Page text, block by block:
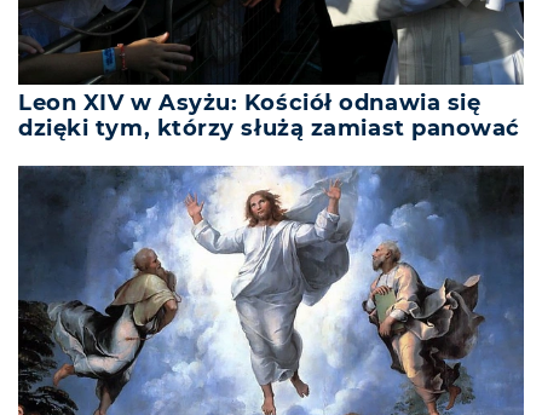
Leon XIV w Asyżu: Kościół odnawia się
dzięki tym, którzy służą zamiast panować